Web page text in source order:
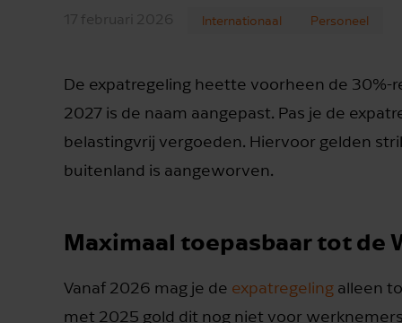
17 februari 2026 Internationaal Personeel
De expatregeling heette voorheen de 30%-
2027 is de naam aangepast. Pas je de
belastingvrij vergoeden. Hiervoor gelden
buitenland is aangeworven.
Maximaal toepasbaar tot de
Vanaf 2026 mag je de expatregeling alleen
met 2025 gold dit nog niet voor